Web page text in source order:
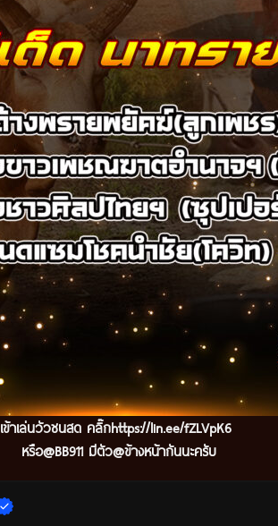
เข้าเล่นวัวชนสด คลิ๊กhttps://lin.ee/fZLVpK6
หรือ@BB911 มีตัว@ข้างหน้ากันนะครับ